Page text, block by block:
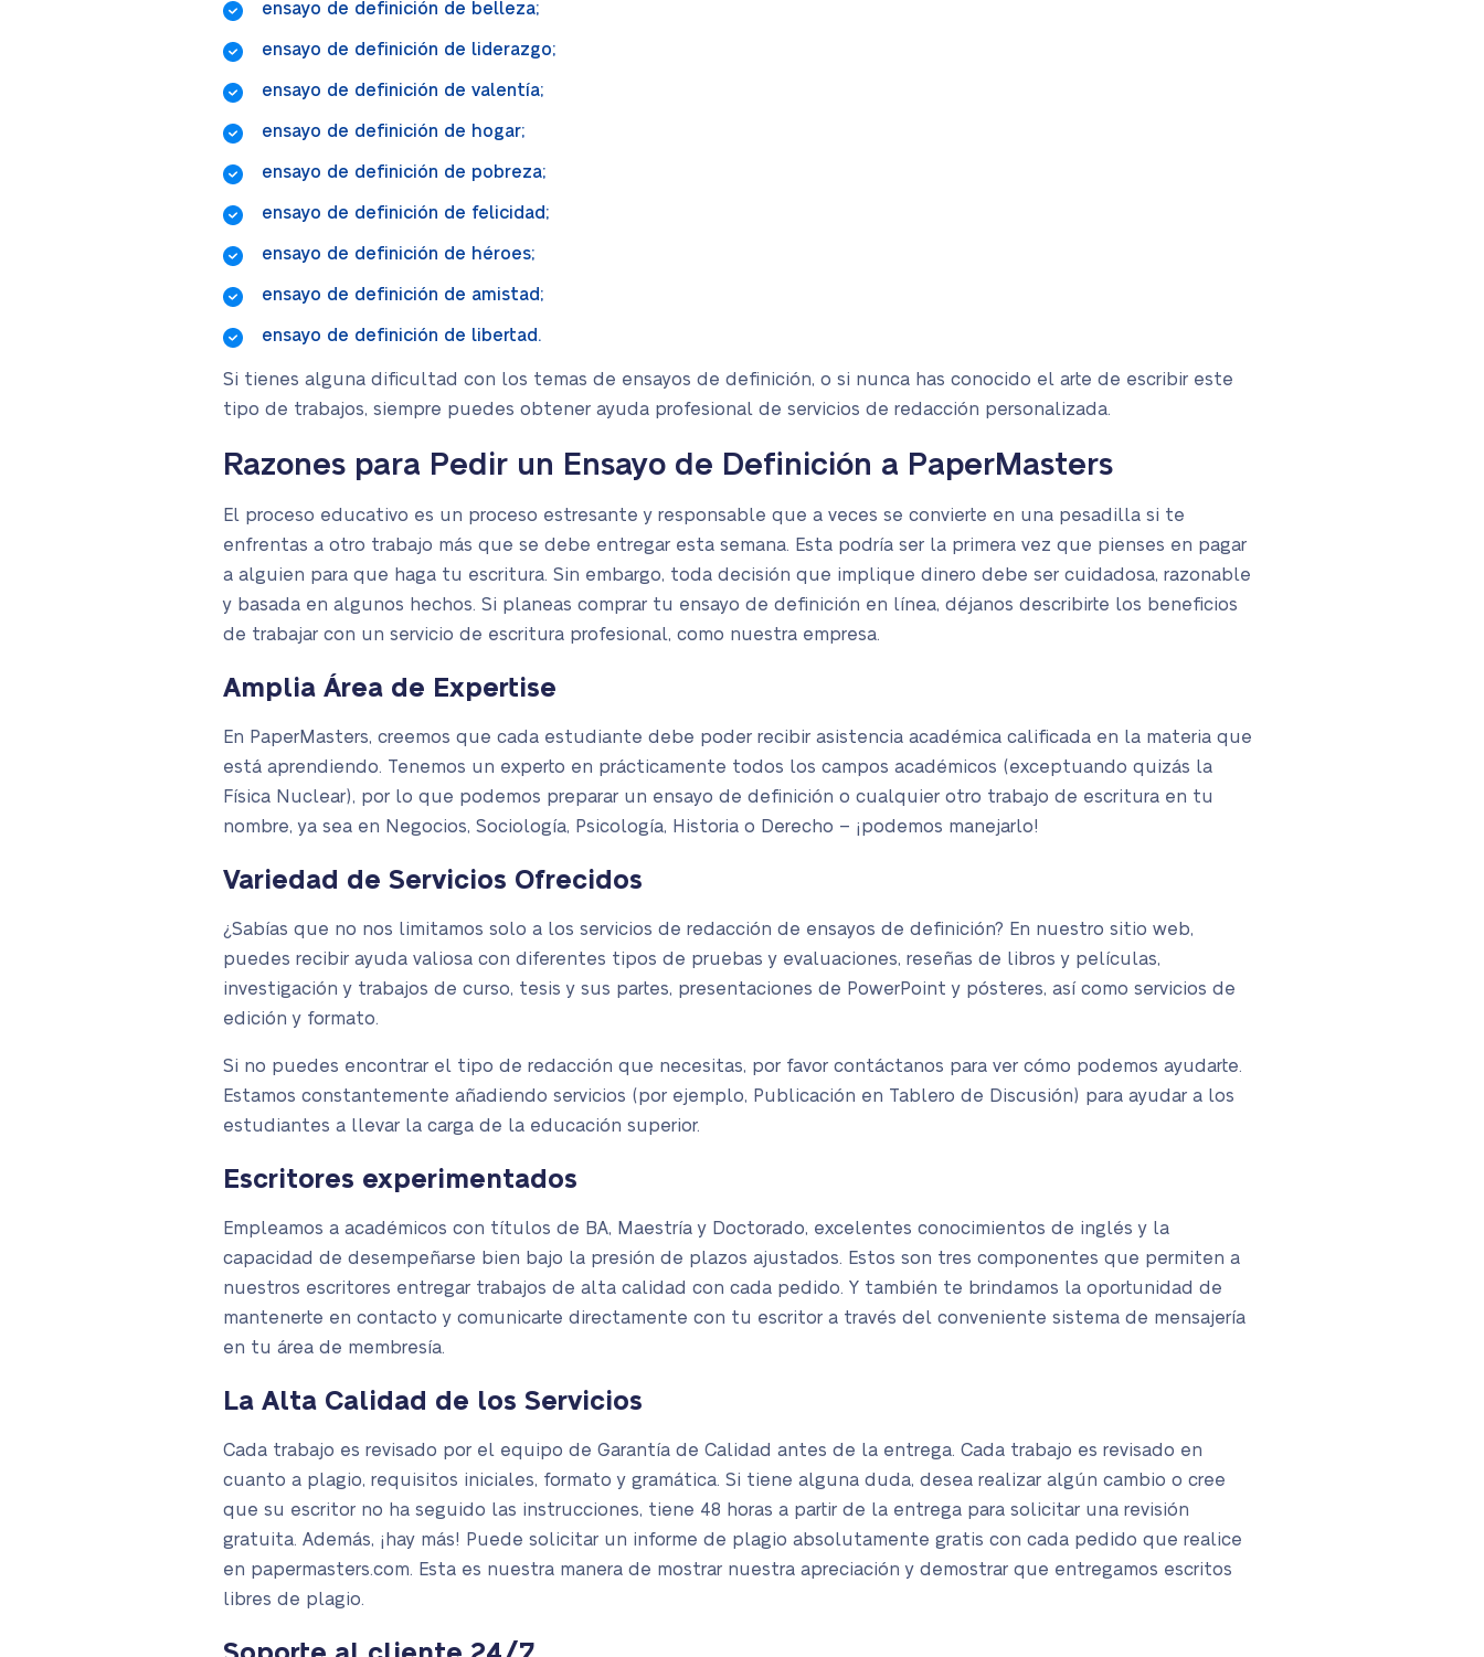
ensayo de definición de belleza;
ensayo de definición de liderazgo;
ensayo de definición de valentía;
ensayo de definición de hogar;
ensayo de definición de pobreza;
ensayo de definición de felicidad;
ensayo de definición de héroes;
ensayo de definición de amistad;
ensayo de definición de libertad.
Si tienes alguna dificultad con los temas de ensayos de definición, o si nunca has conocido el arte de escribir este
tipo de trabajos, siempre puedes obtener ayuda profesional de servicios de redacción personalizada.
Razones para Pedir un Ensayo de Definición a PaperMasters
El proceso educativo es un proceso estresante y responsable que a veces se convierte en una pesadilla si te
enfrentas a otro trabajo más que se debe entregar esta semana. Esta podría ser la primera vez que pienses en pagar
a alguien para que haga tu escritura. Sin embargo, toda decisión que implique dinero debe ser cuidadosa, razonable
y basada en algunos hechos. Si planeas comprar tu ensayo de definición en línea, déjanos describirte los beneficios
de trabajar con un servicio de escritura profesional, como nuestra empresa.
Amplia Área de Expertise
En PaperMasters, creemos que cada estudiante debe poder recibir asistencia académica calificada en la materia que
está aprendiendo. Tenemos un experto en prácticamente todos los campos académicos (exceptuando quizás la
Física Nuclear), por lo que podemos preparar un ensayo de definición o cualquier otro trabajo de escritura en tu
nombre, ya sea en Negocios, Sociología, Psicología, Historia o Derecho – ¡podemos manejarlo!
Variedad de Servicios Ofrecidos
¿Sabías que no nos limitamos solo a los servicios de redacción de ensayos de definición? En nuestro sitio web,
puedes recibir ayuda valiosa con diferentes tipos de pruebas y evaluaciones, reseñas de libros y películas,
investigación y trabajos de curso, tesis y sus partes, presentaciones de PowerPoint y pósteres, así como servicios de
edición y formato.
Si no puedes encontrar el tipo de redacción que necesitas, por favor contáctanos para ver cómo podemos ayudarte.
Estamos constantemente añadiendo servicios (por ejemplo, Publicación en Tablero de Discusión) para ayudar a los
estudiantes a llevar la carga de la educación superior.
Escritores experimentados
Empleamos a académicos con títulos de BA, Maestría y Doctorado, excelentes conocimientos de inglés y la
capacidad de desempeñarse bien bajo la presión de plazos ajustados. Estos son tres componentes que permiten a
nuestros escritores entregar trabajos de alta calidad con cada pedido. Y también te brindamos la oportunidad de
mantenerte en contacto y comunicarte directamente con tu escritor a través del conveniente sistema de mensajería
en tu área de membresía.
La Alta Calidad de los Servicios
Cada trabajo es revisado por el equipo de Garantía de Calidad antes de la entrega. Cada trabajo es revisado en
cuanto a plagio, requisitos iniciales, formato y gramática. Si tiene alguna duda, desea realizar algún cambio o cree
que su escritor no ha seguido las instrucciones, tiene 48 horas a partir de la entrega para solicitar una revisión
gratuita. Además, ¡hay más! Puede solicitar un informe de plagio absolutamente gratis con cada pedido que realice
en papermasters.com. Esta es nuestra manera de mostrar nuestra apreciación y demostrar que entregamos escritos
libres de plagio.